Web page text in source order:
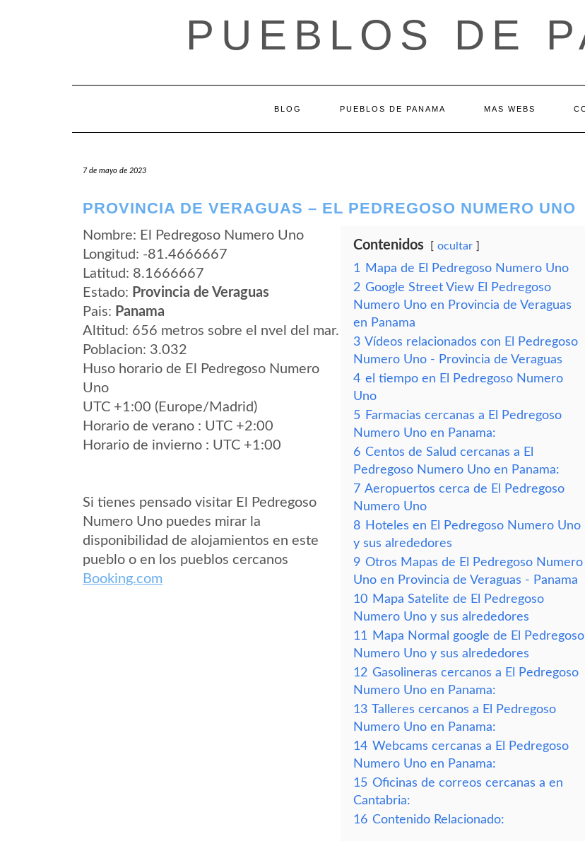
PUEBLOS DE
BLOG PUEBLOS DE PANAMA MAS WEBS
7 de mayo de 2023
PROVINCIA DE VERAGUAS – EL PEDREGOSO NUMERO UNO
Nombre: El Pedregoso Numero Uno
Longitud: -81.4666667
Latitud: 8.1666667
Estado: Provincia de Veraguas
Pais: Panama
Altitud: 656 metros sobre el nvel del mar.
Poblacion: 3.032
Huso horario de El Pedregoso Numero
Uno
UTC +1:00 (Europe/Madrid)
Horario de verano : UTC +2:00
Horario de invierno : UTC +1:00
Si tienes pensado visitar El Pedregoso
Numero Uno puedes mirar la
disponibilidad de alojamientos en este
pueblo o en los pueblos cercanos
Booking.com
Contenidos ocultar
1
Mapa de El Pedregoso Numero Uno
2 Google Street View El Pedregoso
Numero Uno en Provincia de Veraguas
en Panama
3 Vídeos relacionados con El Pedregoso
Numero Uno - Provincia de Veraguas
4 el tiempo en El Pedregoso Numero
Uno
5 Farmacias cercanas a El Pedregoso
Numero Uno en Panama:
6 Centos de Salud cercanas a El
Pedregoso Numero Uno en Panama:
7 Aeropuertos cerca de El Pedregoso
Numero Uno
8 Hoteles en El Pedregoso Numero Uno
y sus alrededores
9 Otros Mapas de El Pedregoso Numero
Uno en Provincia de Veraguas - Panama
10 Mapa Satelite de El Pedregoso
Numero Uno y sus alrededores
11
Mapa Normal google de El Pedregoso
Numero Uno y sus alrededores
12 Gasolineras cercanos a El Pedregoso
Numero Uno en Panama:
13 Talleres cercanos a El Pedregoso
Numero Uno en Panama:
14 Webcams cercanas a El Pedregoso
Numero Uno en Panama:
15 Oficinas de correos cercanas a en
Cantabria:
16 Contenido Relacionado: